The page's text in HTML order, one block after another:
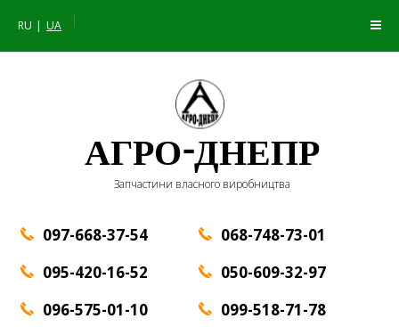
RU UA |
АГРО-ДНЕПР
Запчастини власного виробництва
097-668-37-54
095-420-16-52
096-575-01-10
068-748-73-01
050-609-32-97
099-518-71-78